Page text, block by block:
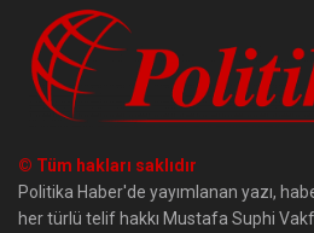
© Tüm hakları saklıdır
Politika Haber'de yayımlanan yazı,
her türlü telif hakkı Mustafa Suphi